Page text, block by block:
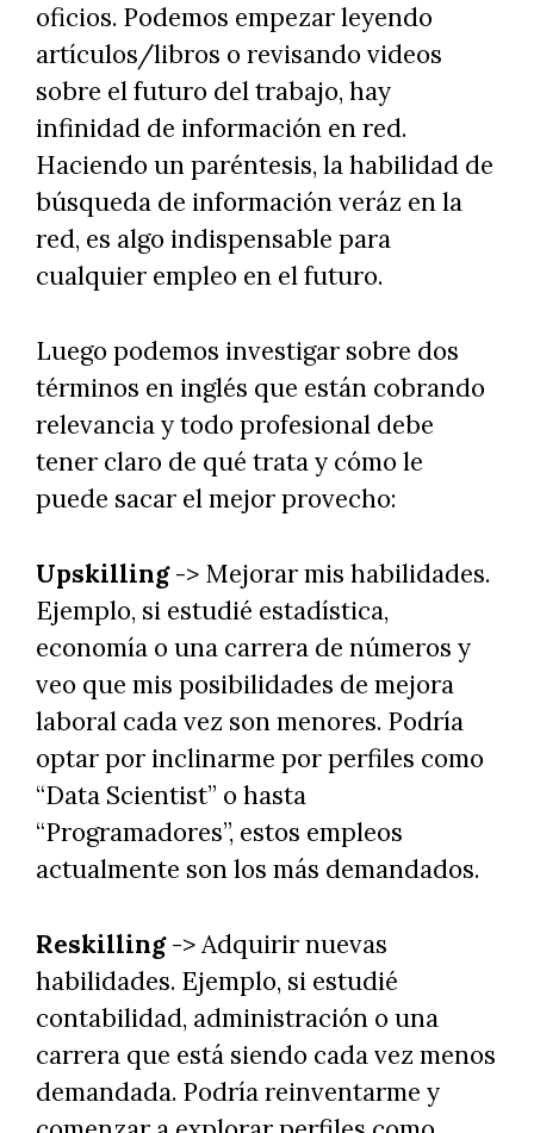
oficios. Podemos empezar leyendo
artículos/libros o revisando videos
sobre el futuro del trabajo, hay
infinidad de información en red.
Haciendo un paréntesis, la habilidad de
búsqueda de información veráz en la
red, es algo indispensable para
cualquier empleo en el futuro.
Luego podemos investigar sobre dos
términos en inglés que están cobrando
relevancia y todo profesional debe
tener claro de qué trata y cómo le
puede sacar el mejor provecho:
Upskilling-> Mejorar mis habilidades.
Ejemplo, si estudié estadística,
economía o una carrera de números y
veo que mis posibilidades de mejora
laboral cada vez son menores. Podría
optar por inclinarme por perfiles como
“Data Scientist” o hasta
“Programadores”, estos empleos
actualmente son los más demandados.
Reskilling-> Adquirir nuevas
habilidades. Ejemplo, si estudié
contabilidad, administración o una
carrera que está siendo cada vez menos
demandada. Podría reinventarme y